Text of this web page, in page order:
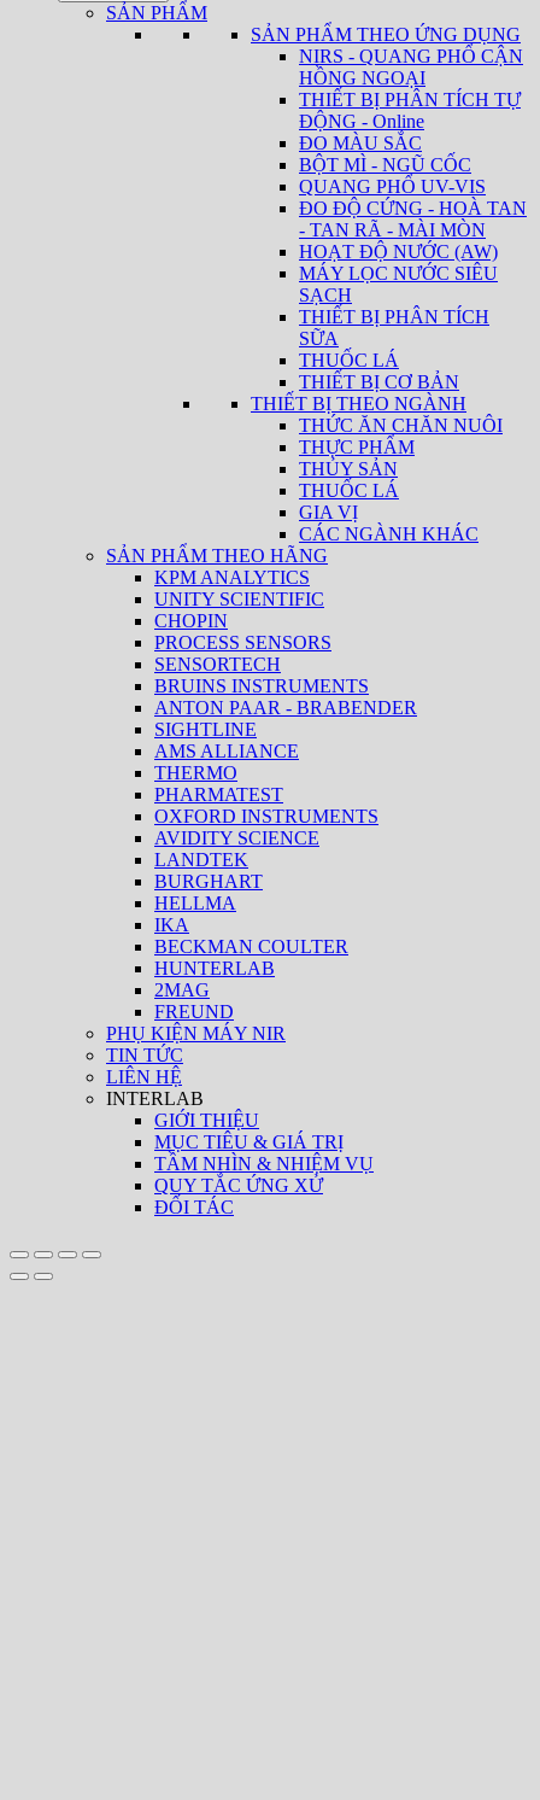
SẢN PHẨM
SẢN PHẨM THEO ỨNG DỤNG
NIRS - QUANG PHỔ CẬN
HỒNG NGOẠI
THIẾT BỊ PHÂN TÍCH TỰ
ĐỘNG - Online
ĐO MÀU SẮC
BỘT MÌ - NGŨ CỐC
QUANG PHỔ UV-VIS
ĐO ĐỘ CỨNG - HOÀ TAN
- TAN RÃ - MÀI MÒN
HOẠT ĐỘ NƯỚC (AW)
MÁY LỌC NƯỚC SIÊU
SẠCH
THIẾT BỊ PHÂN TÍCH
SỮA
THUỐC LÁ
THIẾT BỊ CƠ BẢN
THIẾT BỊ THEO NGÀNH
THỨC ĂN CHĂN NUÔI
THỰC PHẨM
THỦY SẢN
THUỐC LÁ
GIA VỊ
CÁC NGÀNH KHÁC
SẢN PHẨM THEO HÃNG
KPM ANALYTICS
UNITY SCIENTIFIC
CHOPIN
PROCESS SENSORS
SENSORTECH
BRUINS INSTRUMENTS
ANTON PAAR - BRABENDER
SIGHTLINE
AMS ALLIANCE
THERMO
PHARMATEST
OXFORD INSTRUMENTS
AVIDITY SCIENCE
LANDTEK
BURGHART
HELLMA
IKA
BECKMAN COULTER
HUNTERLAB
2MAG
FREUND
PHỤ KIỆN MÁY NIR
TIN TỨC
LIÊN HỆ
INTERLAB
GIỚI THIỆU
MỤC TIÊU & GIÁ TRỊ
TẦM NHÌN & NHIỆM VỤ
QUY TẮC ỨNG XỬ
ĐỐI TÁC